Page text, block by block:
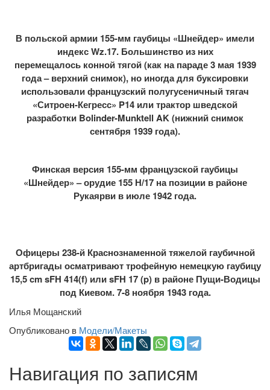
В польской армии 155-мм гаубицы «Шнейдер» имели
индекс Wz.17. Большинство из них
перемещалось конной тягой (как на параде 3 мая 1939
года – верхний снимок), но иногда для буксировки
использовали французский полугусеничный тягач
«Ситроен-Кегресс» P14 или трактор шведской
разработки Bolinder-Munktell AK (нижний снимок
сентября 1939 года).
Финская версия 155-мм французской гаубицы
«Шнейдер» – орудие 155 Н/17 на позиции в районе
Рукаярви в июле 1942 года.
Офицеры 238-й Краснознаменной тяжелой гаубичной
артбригады осматривают трофейную немецкую гаубицу
15,5 cm sFH 414(f) или sFH 17 (p) в районе Пущи-Водицы
под Киевом. 7-8 ноября 1943 года.
Илья Мощанский
Опубликовано в Модели/Макеты
Навигация по записям